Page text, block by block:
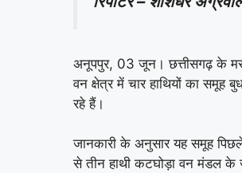
अनूपपुर, 03 जून। छत्तीसगढ़ के
वन क्षेत्र में चार हाथियों का समूह
रहे हैं।
जानकारी के अनुसार यह समूह
से तीन हाथी कटघोड़ा वन मंडल